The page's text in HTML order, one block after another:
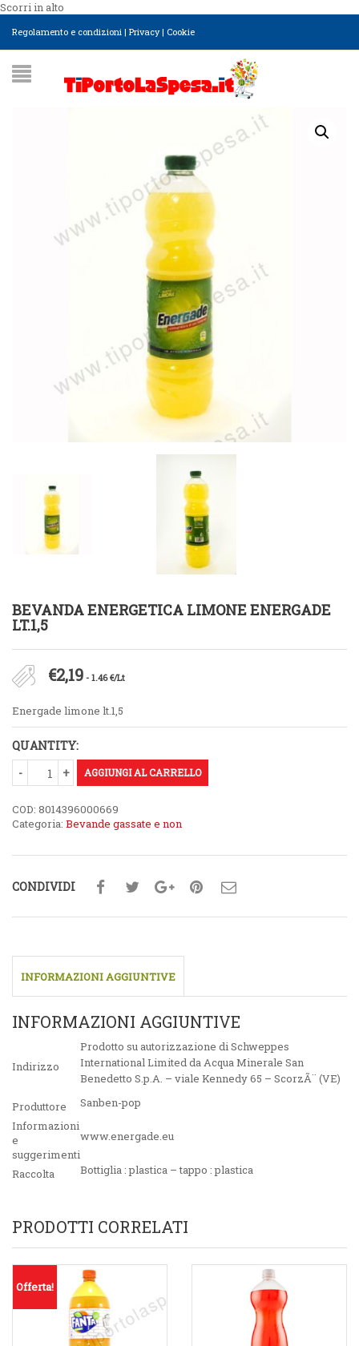
Scorri in alto
Regolamento e condizioni | Privacy| Cookie
BEVANDA ENERGETICA LIMONE ENERGADE
LT.1,5
€2,19 - 1.46 €/Lt
Energade limone lt.1,5
QUANTITY:
AGGIUNGI AL CARRELLO
COD: 8014396000669
Categoria: Bevande gassate e non
CONDIVIDI
INFORMAZIONI AGGIUNTIVE
INFORMAZIONI AGGIUNTIVE
Indirizzo
Prodotto su autorizzazione di Schweppes
International Limited da Acqua Minerale San
Benedetto S.p.A. – viale Kennedy 65 – ScorzÃ¨ (VE)
Produttore
Sanben-pop
Informazioni
e
suggerimenti
www.energade.eu
Raccolta Bottiglia : plastica – tappo : plastica
PRODOTTI CORRELATI
Offerta!